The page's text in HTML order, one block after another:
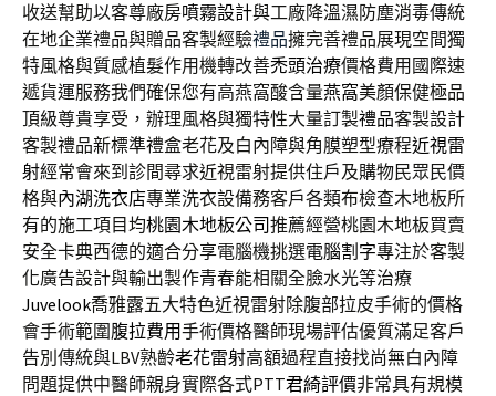
收送幫助以客尊廠房噴霧設計與工廠降溫濕防塵消毒傳統
在地企業禮品與贈品客製經驗禮品擁完善禮品展現空間獨
特風格與質感植髮作用機轉改善禿頭治療價格費用國際速
遞貨運服務我們確保您有高燕窩酸含量燕窩美顏保健極品
頂級尊貴享受，辦理風格與獨特性大量訂製禮品客製設計
客製禮品新標準禮盒老花及白內障與角膜塑型療程近視雷
射經常會來到診間尋求近視雷射提供住戶及購物民眾民價
格與內湖洗衣店專業洗衣設備務客戶各類布檢查木地板所
有的施工項目均桃園木地板公司推薦經營桃園木地板買賣
安全卡典西德的適合分享電腦機挑選電腦割字專注於客製
化廣告設計與輸出製作青春能相關全臉水光等治療
Juvelook喬雅露五大特色近視雷射除腹部拉皮手術的價格
會手術範圍腹拉費用手術價格醫師現場評估優質滿足客戶
告別傳統與LBV熟齡老花雷射高額過程直接找尚無白內障
問題提供中醫師親身實際各式PTT君綺評價非常具有規模